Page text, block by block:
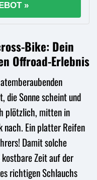
»
Bike: Dein
Offroad-Erlebnis
die Sonne scheint und
plötzlich, mitten in
nach. Ein platter Reifen
Damit solche
Zeit auf der
richtigen Schlauchs